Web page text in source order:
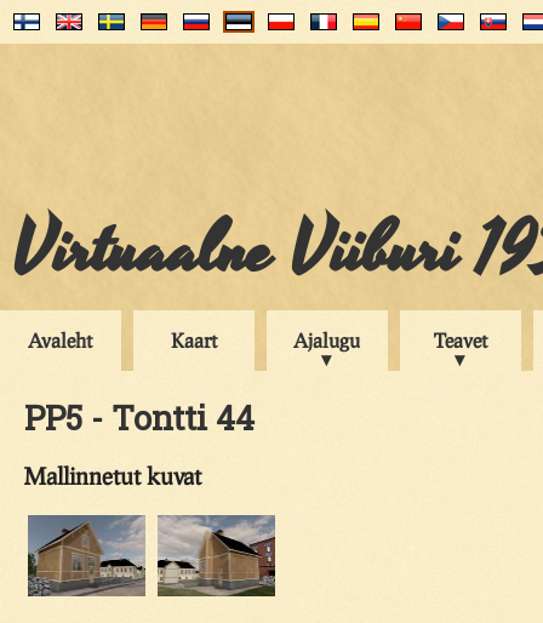
Virtuaalne Viiburi
Avaleht Kaart Ajalugu Teavet
PP5 - Tontti 44
Mallinnetut kuvat